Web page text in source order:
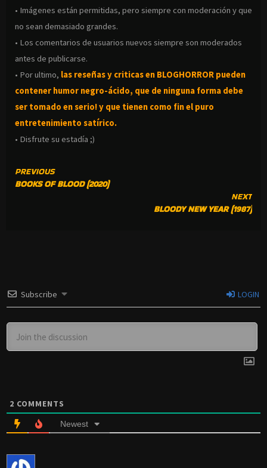
• Imágenes están permitidas, pero siempre con moderación y que
no sean demasiado grandes.
• Los comentarios de usuarios nuevos siempre son moderados
antes de publicarse.
• Por ultimo, las reseñas y criticas en BLOGHORROR pueden
contener humor negro-ácido, que de ninguna forma debe
ser tomado en serio! y que tienen como fin el puro
entretenimiento satírico.
• Disfrute su estadía ;)
CONTINUE
READING
PREVIOUS
BOOKS OF BLOOD (2020)
NEXT
BLOODY NEW YEAR (1987)
Subscribe LOGIN
2 COMMENTS
Newest